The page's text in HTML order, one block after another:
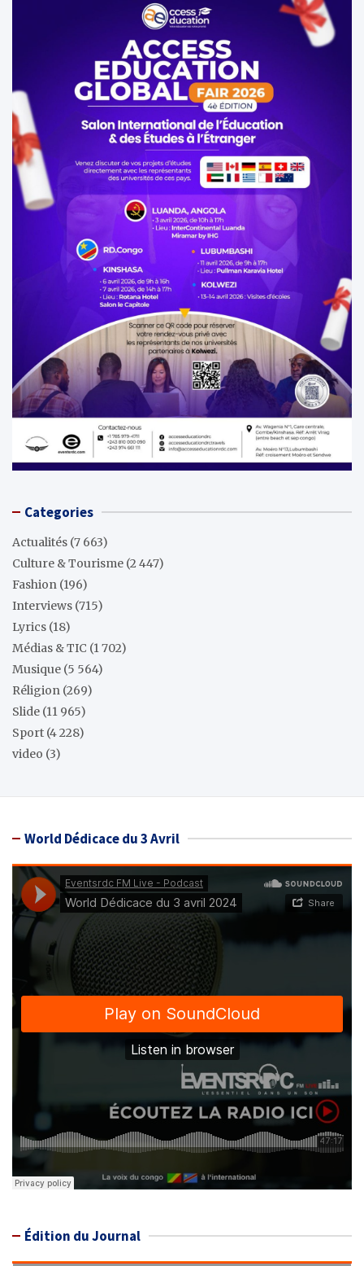
Categories
Actualités (7 663)
Culture & Tourisme (2 447)
Fashion (196)
Interviews (715)
Lyrics (18)
Médias & TIC (1 702)
Musique (5 564)
Réligion (269)
Slide (11 965)
Sport (4 228)
video (3)
World Dédicace du 3 Avril
Édition du Journal